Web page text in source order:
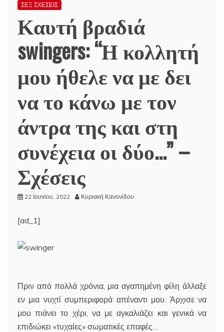
ΣΕΞ ΣΧΕΣΕΙΣ
Καυτή βραδιά
swingers: “Η κολλητή
μου ήθελε να με δει
να το κάνω με τον
άντρα της και στη
συνέχεια οι δύο…” –
Σχέσεις
22 Ιουνίου, 2022 Κυριακή Κανονίδου
[ad_1]
Πριν από πολλά χρόνια, μια αγαπημένη φίλη άλλαξε
εν μια νυχτί συμπεριφορά απέναντι μου. Άρχισε να
μου πιάνει το χέρι, να με αγκαλιάζει και γενικά να
επιδιώκει «τυχαίες» σωματικές επαφές…